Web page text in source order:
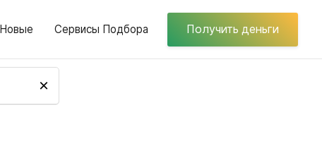
×
Новые Сервисы Подбора Получить деньги